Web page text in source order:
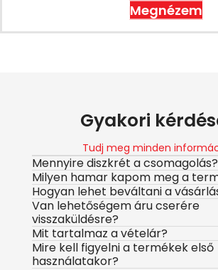
Megnézem
Gyakori
Tudj meg minden
Mennyire diszkrét a csomagolás?
Milyen hamar kapom meg a
Hogyan lehet beváltani a
Van lehetőségem áru cserére
visszaküldésre?
Mit tartalmaz a vételár?
Mire kell figyelni a termékek első
használatakor?